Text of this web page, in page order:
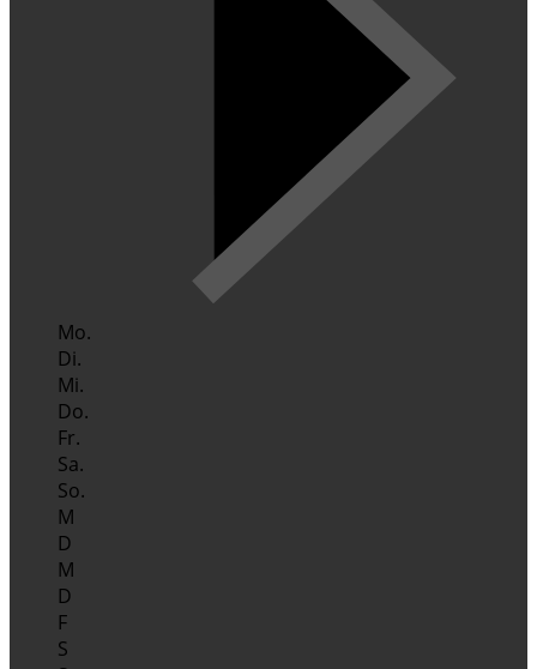
Mo.
Di.
Mi.
Do.
Fr.
Sa.
So.
M
D
M
D
F
S